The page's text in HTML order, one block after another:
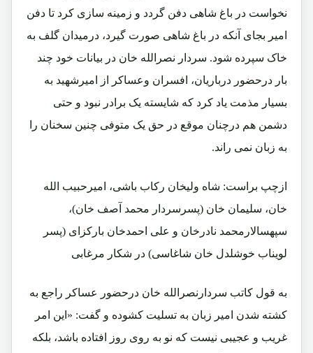
نخواست در باغ شاهی دفن گردد و زمینه سازی کرد تا دفن
امیر بجای آنکه در باغ شاهی صورت گیرد، درمیدان گلف به
خاک سپرده شود. سردار نصرالله خان در بیانات خود چند
بار درحضور درباریان، افسران وعساکر از امیرشهید به
بسیار مذمت یاد کرد که شایسته یک برادر نبود و حتی
دشمن هم درچنان موقع در حق یک متوفی چنین سخنان را
به زبان نمی راند.
ازچپ براست: شاه ولیخان رکاب باشی، امیرحبیب الله
خان، سلیمان خان (پسرسردار محمد آصف خان)،
سپهسالارمحمد نادرخان و علی احمدخان بارکزای (پسر
لویناب خوشلدل خان شاغاسی) در شکار مرغابی
به قول کاتب سردارنصرالله خان درحضور عساکر راجع به
کشته شدن امیر زبان به تسلیت کشوده و گفت: «این امر
غریب و عجیبی نیست که نو به روی روز افتاده باشد، بلکه